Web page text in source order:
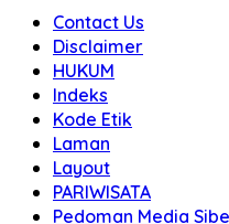
Contact Us
Disclaimer
HUKUM
Indeks
Kode Etik
Laman
Layout
PARIWISATA
Pedoman Media